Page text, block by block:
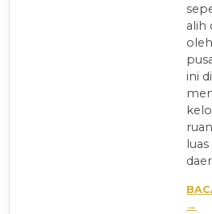
alih
ini
→